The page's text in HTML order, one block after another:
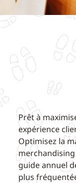
Prêt à
expérience
Optimisez la
guide annuel
plus